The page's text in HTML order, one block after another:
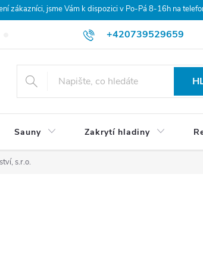
zákazníci, jsme Vám k dispozici v Po-Pá 8-16h na
+420739529659
Hodnocení obchodu Doprava a platba
Sauny Zakrytí hladiny
s.r.o.